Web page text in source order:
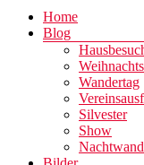
Menü
Home
Blog
Wandertag
Silvester
Show